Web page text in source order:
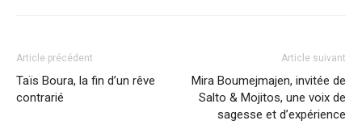
Article précédent
Taïs Boura, la fin d’un rêve
contrarié
Article suivant
Mira Boumejmajen, invitée de
Salto & Mojitos, une voix de
sagesse et d’expérience